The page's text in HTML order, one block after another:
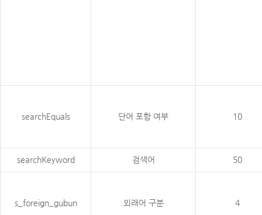
searchEquals 단어 포함 여부 10
searchKeyword 검색어 50
s_foreign_gubun 외래어 구분 4